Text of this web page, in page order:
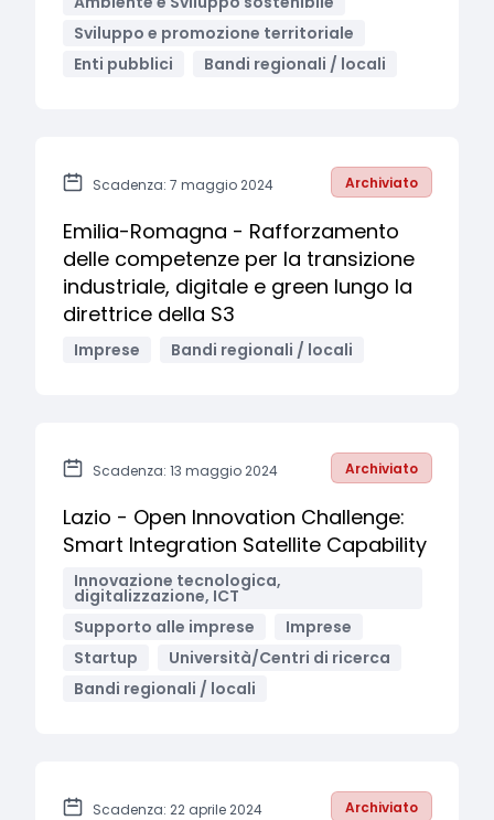
Sviluppo e promozione territoriale
Enti pubblici
Bandi regionali / locali
Scadenza: 7 maggio 2024 Archiviato
Emilia-Romagna - Rafforzamento
delle competenze per la transizione
industriale, digitale e green lungo la
direttrice della S3
Imprese Bandi regionali / locali
Scadenza: 13 maggio 2024 Archiviato
Lazio - Open Innovation Challenge:
Smart Integration Satellite Capability
Innovazione tecnologica,
digitalizzazione, ICT
Supporto alle imprese
Imprese
Startup
Università/Centri di ricerca
Bandi regionali / locali
Scadenza: 22 aprile 2024 Archiviato